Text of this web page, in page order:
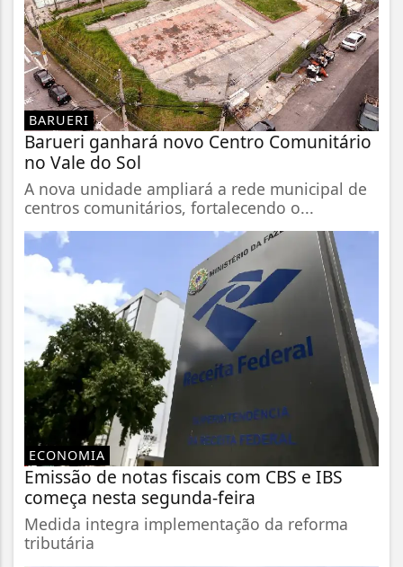
BARUERI
Barueri ganhará novo Centro Comunitário
no Vale do Sol
A nova unidade ampliará a rede municipal de
centros comunitários, fortalecendo o...
ECONOMIA
Emissão de notas fiscais com CBS e IBS
começa nesta segunda-feira
Medida integra implementação da reforma
tributária